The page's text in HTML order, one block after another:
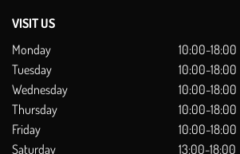
VISIT US
Monday
10:00-18:00
Tuesday
10:00-18:00
Wednesday
10:00-18:00
Thursday
10:00-18:00
Friday
10:00-18:00
Saturday
13:00-18:00